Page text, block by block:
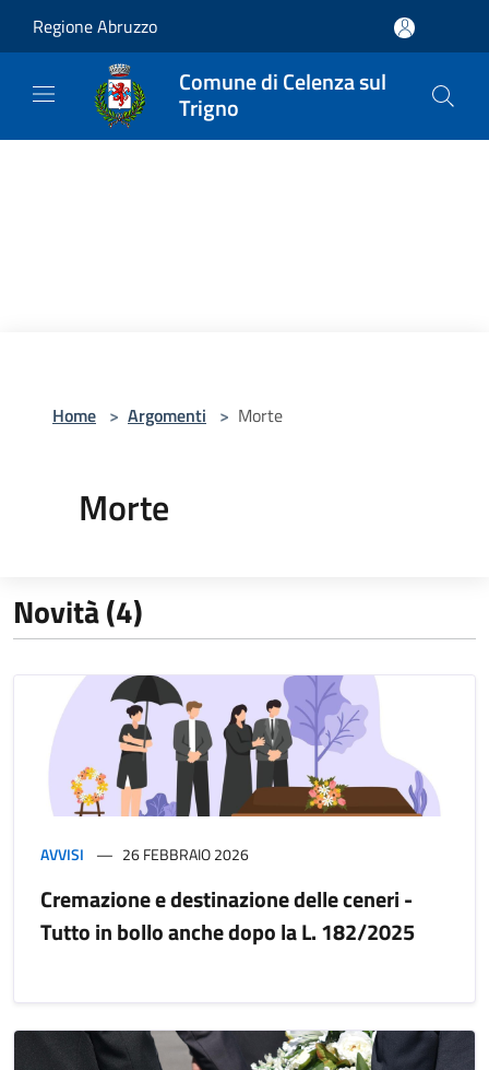
Regione Abruzzo
Comune di Celenza sul
Trigno
Home > Argomenti > Morte
Morte
Novità (4)
AVVISI 26 FEBBRAIO 2026
Cremazione e destinazione delle ceneri -
Tutto in bollo anche dopo la L. 182/2025